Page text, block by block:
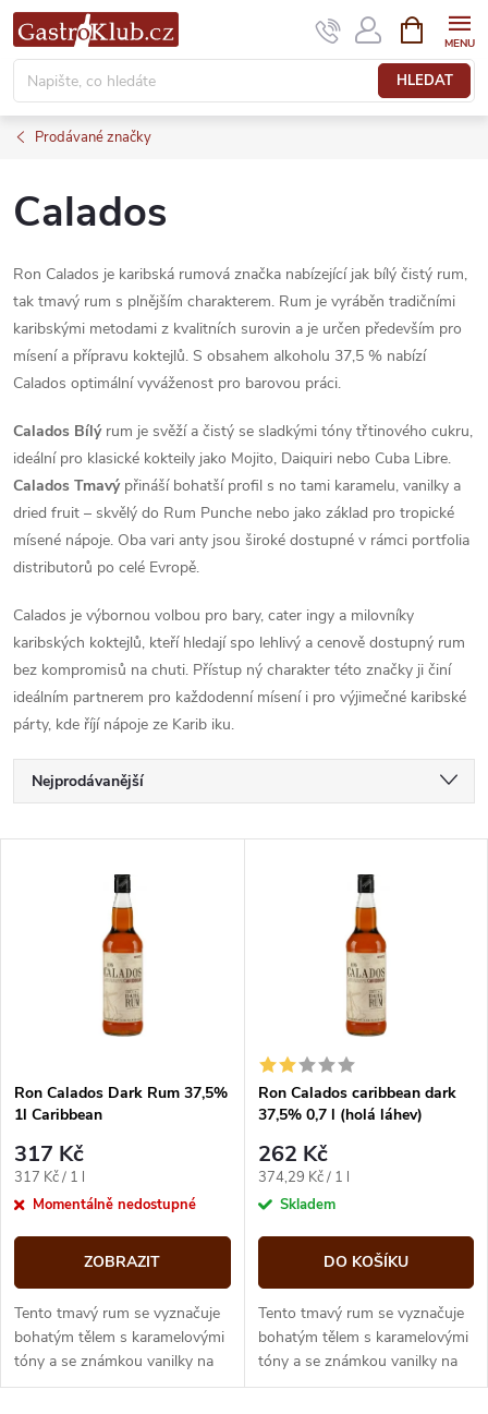
Přejít
na
obsah
HLEDAT
NÁKUPNÍ
KOŠÍK
Prodávané značky
Calados
Ron Calados je karibská rumová značka nabízející jak bílý čistý rum,
tak tmavý rum s plnějším charakterem. Rum je vyráběn tradičními
karibskými metodami z kvalitních surovin a je určen především pro
mísení a přípravu koktejlů. S obsahem alkoholu 37,5 % nabízí
Calados optimální vyváženost pro barovou práci.
Calados Bílýrum je svěží a čistý se sladkými tóny třtinového cukru,
ideální pro klasické kokteily jako Mojito, Daiquiri nebo Cuba Libre.
Calados Tmavýpřináší bohatší profil s no tami karamelu, vanilky a
dried fruit – skvělý do Rum Punche nebo jako základ pro tropické
mísené nápoje. Oba vari anty jsou široké dostupné v rámci portfolia
distributorů po celé Evropě.
Calados je výbornou volbou pro bary, cater ingy a milovníky
karibských koktejlů, kteří hledají spo lehlivý a cenově dostupný rum
bez kompromisů na chuti. Přístup ný charakter této značky ji činí
ideálním partnerem pro každodenní mísení i pro výjimečné karibské
párty, kde říjí nápoje ze Karib iku.
Ř
a
p
r
o
d
u
k
Nejprodávanější
s
p
r
o
d
u
Ron Calados Dark Rum 37,5%
1l Caribbean
317 Kč
Měrná
cena:
317 Kč / 1 l
Momentálně nedostupné
ZOBRAZIT
Tento tmavý rum se vyznačuje
bohatým tělem s karamelovými
tóny a se známkou vanilky na
konci.
Ron Calados caribbean dark
37,5% 0,7 l (holá láhev)
262 Kč
Měrná
cena:
374,29 Kč / 1 l
Skladem
DO KOŠÍKU
Tento tmavý rum se vyznačuje
bohatým tělem s karamelovými
tóny a se známkou vanilky na
konci.